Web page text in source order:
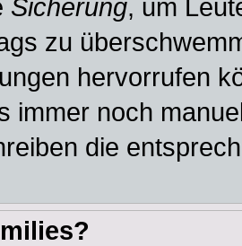
Sicherung, um
zu
hervorrufen
immer noch
die